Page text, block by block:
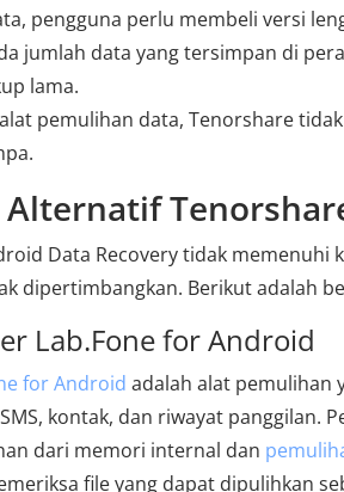
pengguna perlu membeli versi
jumlah data yang tersimpan di
lama.
pemulihan data, Tenorshare
Alternatif
Data Recovery tidak
dipertimbangkan. Berikut adalah
Lab.Fone for Android
for Android adalah alat pemulihan
kontak, dan riwayat panggilan.
dari memori internal dan
file yang dapat dipulihkan